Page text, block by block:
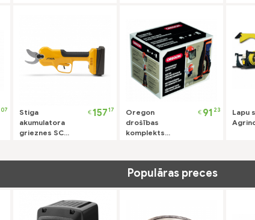
07
Stiga
akumulatora
grieznes SC
€15717
Oregon
drošības
komplekts
€ 91 23
Lapu
Populāras preces